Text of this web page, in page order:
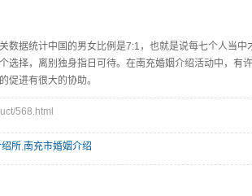
数据统计中国的男女比例是7:1，也就是说每七个人当
选择，离别独身指日可待。在南充婚姻介绍活动中，
促进有很大的协助。
568.html
所,南充市婚姻介绍